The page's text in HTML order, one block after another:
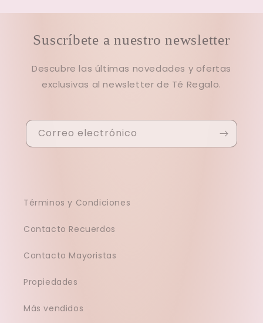
Suscríbete a nuestro newsletter
Descubre las últimas novedades y ofertas
exclusivas al newsletter de Té Regalo.
Correo electrónico
Términos y Condiciones
Contacto Recuerdos
Contacto Mayoristas
Propiedades
Más vendidos